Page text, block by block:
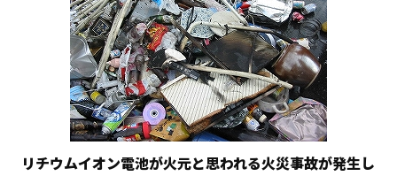
リチウムイオン電池が火元と思われる火災事故が発生し